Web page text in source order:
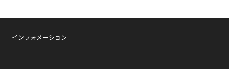
インフォメーション